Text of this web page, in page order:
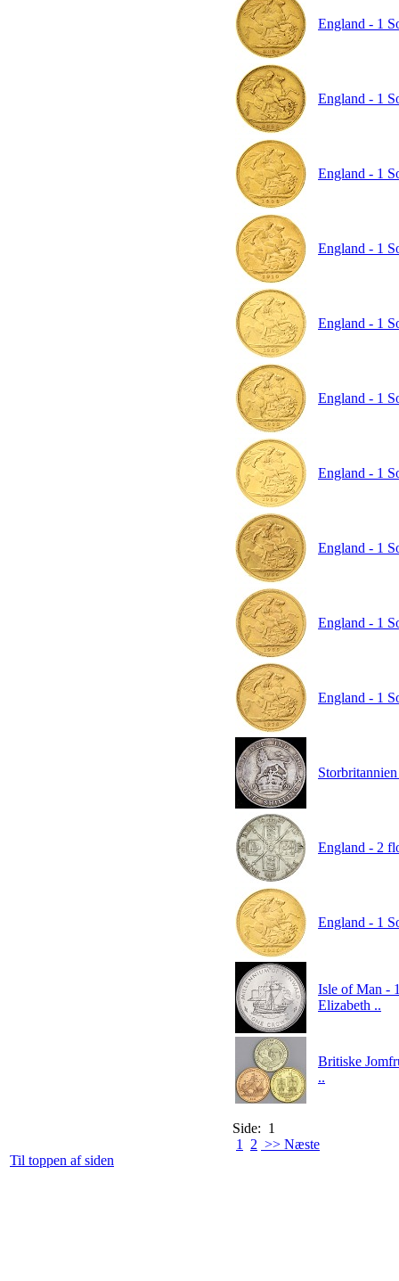
England - 1
England - 1
England - 1
England - 1
England - 1
England - 1
England - 1
England - 1
England - 1
England - 1
England - 2
England - 1
Isle of Man -
Elizabeth ..
Britiske
..
Side: 1
1
2 >> Næste
Til toppen af siden